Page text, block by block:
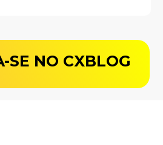
SE NO CXBLOG